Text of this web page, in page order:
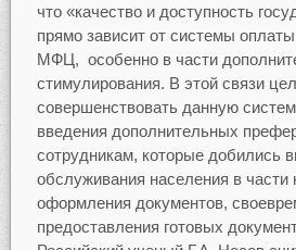
что «качество и доступность
прямо зависит от системы
МФЦ, особенно в части
стимулирования. В этой связи
совершенствовать данную
введения дополнительных
сотрудникам, которые добились
обслуживания населения в части
оформления документов,
предоставления готовых